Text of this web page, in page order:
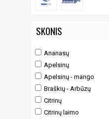
SKONIS
Ananasų
Apelsinų
Apelsinų - mango
Braškių - Arbūzų
Citrinų
Citrinų laimo